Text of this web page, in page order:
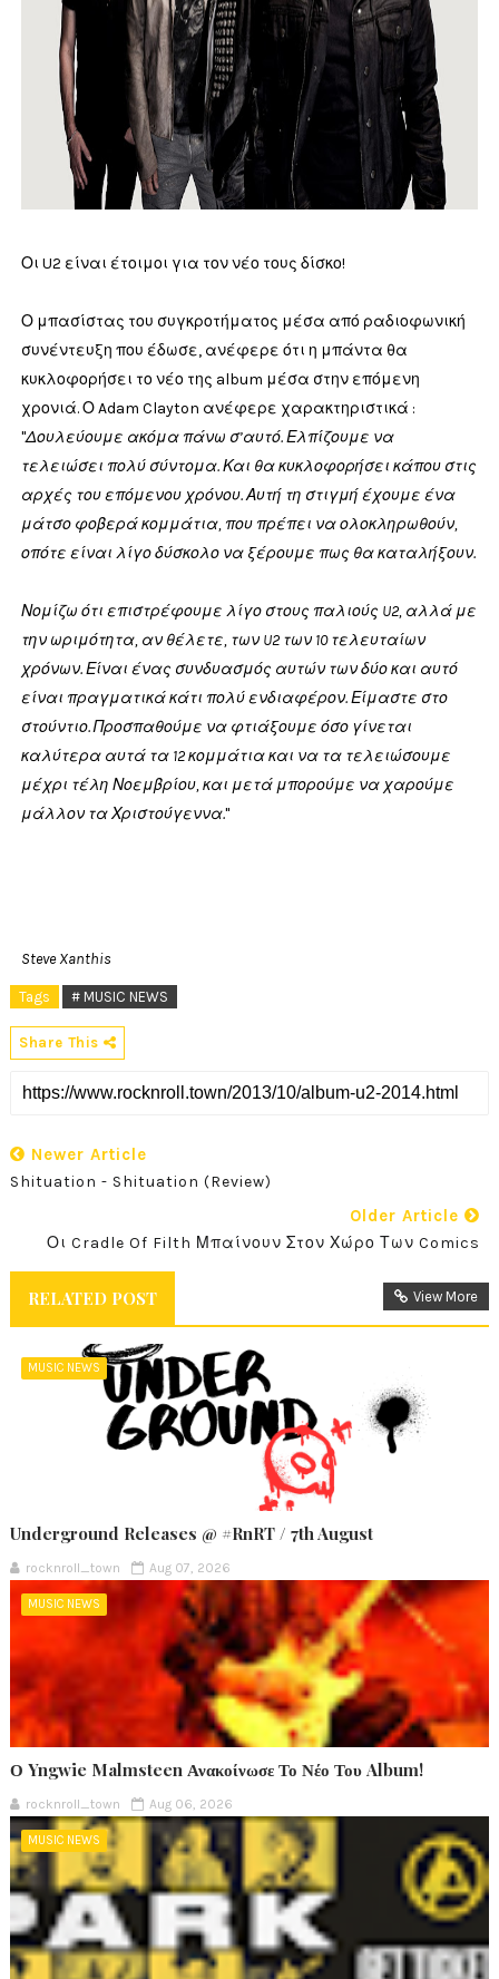
Οι U2 είναι έτοιμοι για τον νέο τους δίσκο!
Ο μπασίστας του συγκροτήματος μέσα από ραδιοφωνική
συνέντευξη που έδωσε, ανέφερε ότι η μπάντα θα
κυκλοφορήσει το νέο της album μέσα στην επόμενη
χρονιά. Ο Adam Clayton ανέφερε χαρακτηριστικά :
"Δουλεύουμε ακόμα πάνω σ’αυτό. Ελπίζουμε να
τελειώσει πολύ σύντομα. Και θα κυκλοφορήσει κάπου στις
αρχές του επόμενου χρόνου. Αυτή τη στιγμή έχουμε ένα
μάτσο φοβερά κομμάτια, που πρέπει να ολοκληρωθούν,
οπότε είναι λίγο δύσκολο να ξέρουμε πως θα καταλήξουν.
Νομίζω ότι επιστρέφουμε λίγο στους παλιούς U2, αλλά με
την ωριμότητα, αν θέλετε, των U2 των 10 τελευταίων
χρόνων. Είναι ένας συνδυασμός αυτών των δύο και αυτό
είναι πραγματικά κάτι πολύ ενδιαφέρον. Είμαστε στο
στούντιο. Προσπαθούμε να φτιάξουμε όσο γίνεται
καλύτερα αυτά τα 12 κομμάτια και να τα τελειώσουμε
μέχρι τέλη Νοεμβρίου, και μετά μπορούμε να χαρούμε
μάλλον τα Χριστούγεννα."
Steve Xanthis
Tags # MUSIC NEWS
Share This
Newer Article
Shituation - Shituation (Review)
Older Article
Οι Cradle Of Filth Μπαίνουν Στον Χώρο Των Comics
RELATED POST View More
MUSIC NEWS
Underground Releases @ #RnRT / 7th August
rocknroll_town Aug 07, 2026
MUSIC NEWS
Ο Yngwie Malmsteen Ανακοίνωσε Το Νέο Του Album!
rocknroll_town Aug 06, 2026
MUSIC NEWS